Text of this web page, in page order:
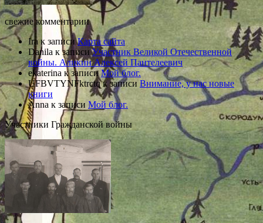
свежие комментарии
Iraк записиКарта сайта
Danila к записиУчастник Великой Отечественной
войны. Аликин Алексей Пантелеевич
ekaterina к записиМой блог.
UFBVTYNFktrctqк записи Внимание, у нас новые
книги
Anna к записи Мой блог.
Участники Гражданской войны